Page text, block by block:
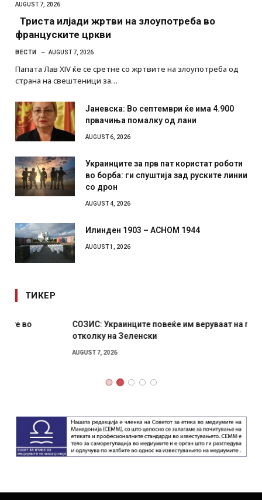
AUGUST 7, 2026
Триста илјади жртви на злоупотреба во
француските цркви
ВЕСТИ AUGUST 7, 2026
Папата Лав XIV ќе се сретне со жртвите на злоупотреба од
страна на свештеници за…
Јаневска: Во септември ќе има 4.900
првачиња помалку од лани
AUGUST 6, 2026
Украинците за прв пат користат роботи
во борба: ги спуштија зад руските линии
со дрон
AUGUST 4, 2026
Илинден 1903 – АСНОМ 1944
AUGUST 1, 2026
ТИКЕР
СОЗИС: Украинците повеќе им веруваат на генералите
отколку на Зеленски